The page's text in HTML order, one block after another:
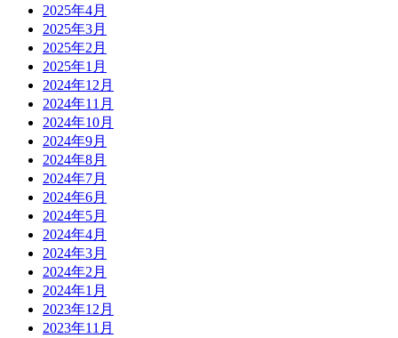
2025年4月
2025年3月
2025年2月
2025年1月
2024年12月
2024年11月
2024年10月
2024年9月
2024年8月
2024年7月
2024年6月
2024年5月
2024年4月
2024年3月
2024年2月
2024年1月
2023年12月
2023年11月